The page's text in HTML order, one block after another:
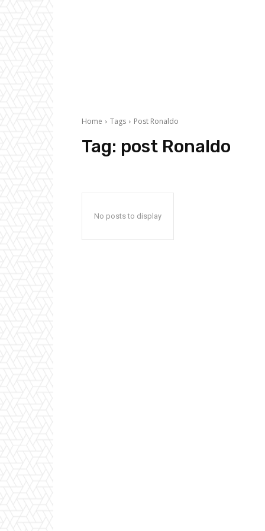
Home Tags Post Ronaldo
Tag: post Ronaldo
No posts to display